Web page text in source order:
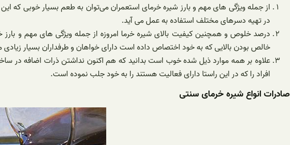
از جمله ویژگی های مهم و بارز شیره خرمای استعمران می‌توان به طعم بسیار خوبی که
در تهیه دسرهای مختلف استفاده به عمل می آید.
درصد خلوص و همچنین کیفیت بالای شیره خرما امروزه از جمله ویژگی های مهم و
خالص بودن بالایی که به خود اختصاص داده است دارای خواهان و طرفداران بسیار
علاوه بر همه موارد ذیل شده خوب است بدانید که هم اکنون نداشتن ذرات اضافه در
افراد را که در این راستا دارای فعالیت هستند را به خود جلب نموده است.
صادرات انواع شیره خرمای سنتی